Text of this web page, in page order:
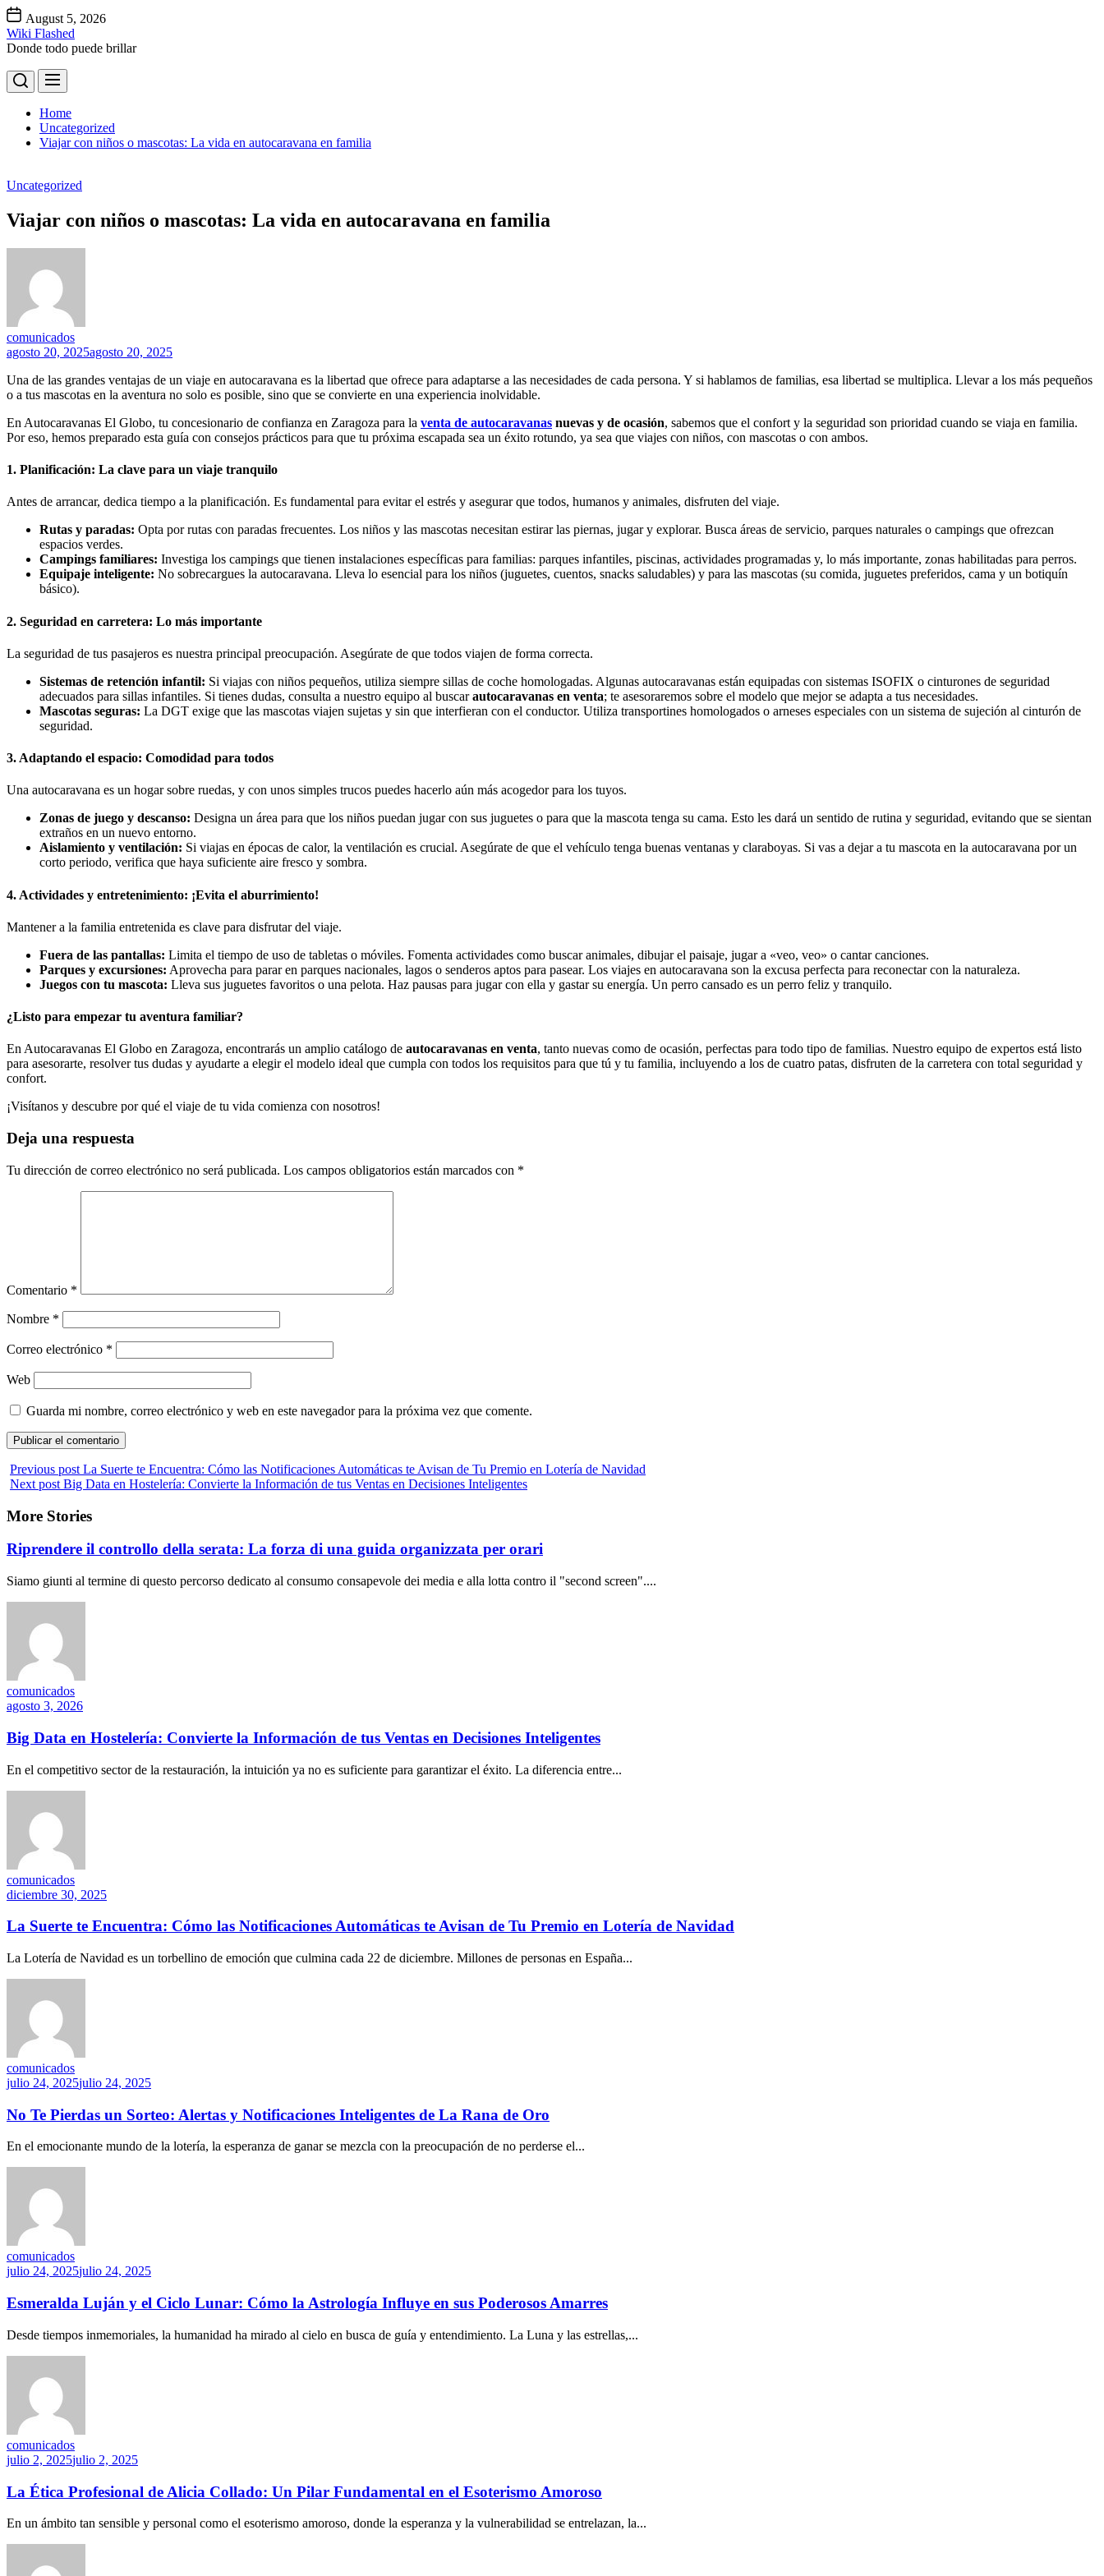
Skip
to
the
content
August 5, 2026
Wiki Flashed
Donde todo puede brillar
Home
Uncategorized
Viajar con niños o mascotas: La vida en autocaravana en familia
Uncategorized
Viajar con niños o mascotas: La vida en autocaravana en familia
comunicados
agosto 20, 2025agosto 20, 2025
Una de las grandes ventajas de un viaje en autocaravana es la libertad que ofrece para adaptarse a las necesidades de cada persona. Y si hablamos de familias, esa libertad se multiplica. Llevar a los más pequeños
o a tus mascotas en la aventura no solo es posible, sino que se convierte en una experiencia inolvidable.
En Autocaravanas El Globo, tu concesionario de confianza en Zaragoza para la venta de autocaravanas nuevas y de ocasión, sabemos que el confort y la seguridad son prioridad cuando se viaja en familia.
Por eso, hemos preparado esta guía con consejos prácticos para que tu próxima escapada sea un éxito rotundo, ya sea que viajes con niños, con mascotas o con ambos.
1. Planificación: La clave para un viaje tranquilo
Antes de arrancar, dedica tiempo a la planificación. Es fundamental para evitar el estrés y asegurar que todos, humanos y animales, disfruten del viaje.
Rutas y paradas: Opta por rutas con paradas frecuentes. Los niños y las mascotas necesitan estirar las piernas, jugar y explorar. Busca áreas de servicio, parques naturales o campings que ofrezcan
espacios verdes.
Campings familiares: Investiga los campings que tienen instalaciones específicas para familias: parques infantiles, piscinas, actividades programadas y, lo más importante, zonas habilitadas para perros.
Equipaje inteligente: No sobrecargues la autocaravana. Lleva lo esencial para los niños (juguetes, cuentos, snacks saludables) y para las mascotas (su comida, juguetes preferidos, cama y un botiquín
básico).
2. Seguridad en carretera: Lo más importante
La seguridad de tus pasajeros es nuestra principal preocupación. Asegúrate de que todos viajen de forma correcta.
Sistemas de retención infantil: Si viajas con niños pequeños, utiliza siempre sillas de coche homologadas. Algunas autocaravanas están equipadas con sistemas ISOFIX o cinturones de seguridad
adecuados para sillas infantiles. Si tienes dudas, consulta a nuestro equipo al buscarautocaravanas en venta; te asesoraremos sobre el modelo que mejor se adapta a tus necesidades.
Mascotas seguras: La DGT exige que las mascotas viajen sujetas y sin que interfieran con el conductor. Utiliza transportines homologados o arneses especiales con un sistema de sujeción al cinturón de
seguridad.
3. Adaptando el espacio: Comodidad para todos
Una autocaravana es un hogar sobre ruedas, y con unos simples trucos puedes hacerlo aún más acogedor para los tuyos.
Zonas de juego y descanso: Designa un área para que los niños puedan jugar con sus juguetes o para que la mascota tenga su cama. Esto les dará un sentido de rutina y seguridad, evitando que se sientan
extraños en un nuevo entorno.
Aislamiento y ventilación: Si viajas en épocas de calor, la ventilación es crucial. Asegúrate de que el vehículo tenga buenas ventanas y claraboyas. Si vas a dejar a tu mascota en la autocaravana por un
corto periodo, verifica que haya suficiente aire fresco y sombra.
4. Actividades y entretenimiento: ¡Evita el aburrimiento!
Mantener a la familia entretenida es clave para disfrutar del viaje.
Fuera de las pantallas: Limita el tiempo de uso de tabletas o móviles. Fomenta actividades como buscar animales, dibujar el paisaje, jugar a «veo, veo» o cantar canciones.
Parques y excursiones: Aprovecha para parar en parques nacionales, lagos o senderos aptos para pasear. Los viajes en autocaravana son la excusa perfecta para reconectar con la naturaleza.
Juegos con tu mascota: Lleva sus juguetes favoritos o una pelota. Haz pausas para jugar con ella y gastar su energía. Un perro cansado es un perro feliz y tranquilo.
¿Listo para empezar tu aventura familiar?
En Autocaravanas El Globo en Zaragoza, encontrarás un amplio catálogo de autocaravanas en venta, tanto nuevas como de ocasión, perfectas para todo tipo de familias. Nuestro equipo de expertos está listo
para asesorarte, resolver tus dudas y ayudarte a elegir el modelo ideal que cumpla con todos los requisitos para que tú y tu familia, incluyendo a los de cuatro patas, disfruten de la carretera con total seguridad y
confort.
¡Visítanos y descubre por qué el viaje de tu vida comienza con nosotros!
Deja una respuesta
Tu dirección de correo electrónico no será publicada. Los campos obligatorios están marcados con *
Comentario *
Nombre *
Correo electrónico *
Web
Guarda mi nombre, correo electrónico y web en este navegador para la próxima vez que comente.
Previous post La Suerte te Encuentra: Cómo las Notificaciones Automáticas te Avisan de Tu Premio en Lotería de Navidad
Next post Big Data en Hostelería: Convierte la Información de tus Ventas en Decisiones Inteligentes
More Stories
Riprendere il controllo della serata: La forza di una guida organizzata per orari
Siamo giunti al termine di questo percorso dedicato al consumo consapevole dei media e alla lotta contro il "second screen"....
comunicados
agosto 3, 2026
Big Data en Hostelería: Convierte la Información de tus Ventas en Decisiones Inteligentes
En el competitivo sector de la restauración, la intuición ya no es suficiente para garantizar el éxito. La diferencia entre...
comunicados
diciembre 30, 2025
La Suerte te Encuentra: Cómo las Notificaciones Automáticas te Avisan de Tu Premio en Lotería de Navidad
La Lotería de Navidad es un torbellino de emoción que culmina cada 22 de diciembre. Millones de personas en España...
comunicados
julio 24, 2025julio 24, 2025
No Te Pierdas un Sorteo: Alertas y Notificaciones Inteligentes de La Rana de Oro
En el emocionante mundo de la lotería, la esperanza de ganar se mezcla con la preocupación de no perderse el...
comunicados
julio 24, 2025julio 24, 2025
Esmeralda Luján y el Ciclo Lunar: Cómo la Astrología Influye en sus Poderosos Amarres
Desde tiempos inmemoriales, la humanidad ha mirado al cielo en busca de guía y entendimiento. La Luna y las estrellas,...
comunicados
julio 2, 2025julio 2, 2025
La Ética Profesional de Alicia Collado: Un Pilar Fundamental en el Esoterismo Amoroso
En un ámbito tan sensible y personal como el esoterismo amoroso, donde la esperanza y la vulnerabilidad se entrelazan, la...